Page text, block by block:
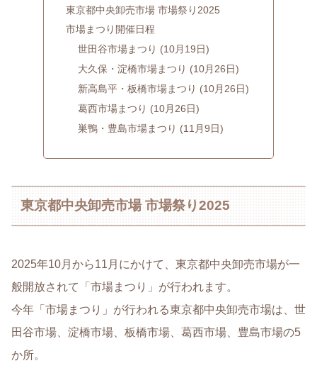
東京都中央卸売市場 市場祭り2025
市場まつり開催日程
世田谷市場まつり (10月19日)
大久保・淀橋市場まつり (10月26日)
新高島平・板橋市場まつり (10月26日)
葛西市場まつり (10月26日)
巣鴨・豊島市場まつり (11月9日)
東京都中央卸売市場 市場祭り2025
2025年10月から11月にかけて、東京都中央卸売市場が一
般開放されて「市場まつり」が行われます。
今年「市場まつり」が行われる東京都中央卸売市場は、世
田谷市場、淀橋市場、板橋市場、葛西市場、豊島市場の5
か所。